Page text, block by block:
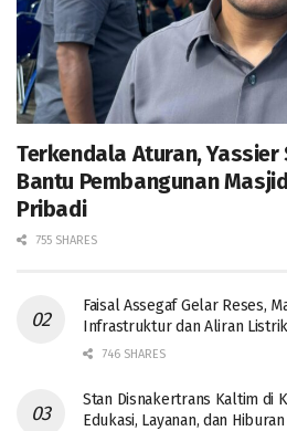
Terkendala Aturan, Yassier
Bantu Pembangunan
Pribadi
755 SHARES
Faisal Assegaf Gelar Reses,
Infrastruktur dan Aliran Listrik
746 SHARES
Stan Disnakertrans Kaltim di
Edukasi, Layanan, dan